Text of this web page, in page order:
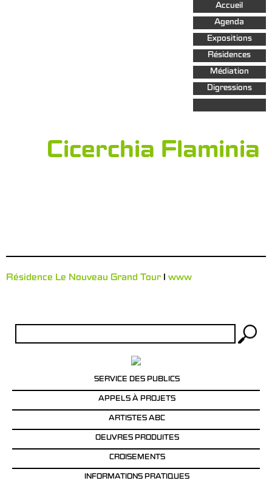
Aller au
contenu
principal
Accueil
Agenda
Expositions
Résidences
Médiation
Digressions
Cicerchia Flaminia
Résidence Le Nouveau Grand Tour l www
SERVICE DES PUBLICS
APPELS À PROJETS
ARTISTES ABC
OEUVRES PRODUITES
CROISEMENTS
INFORMATIONS PRATIQUES